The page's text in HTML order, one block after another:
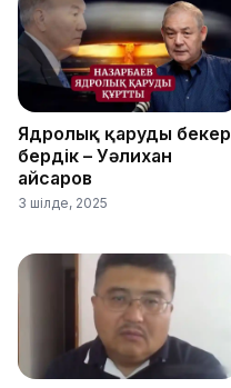
Ядролық қаруды бекер
бердік – Уәлихан
Қайсаров
3 шілде, 2025